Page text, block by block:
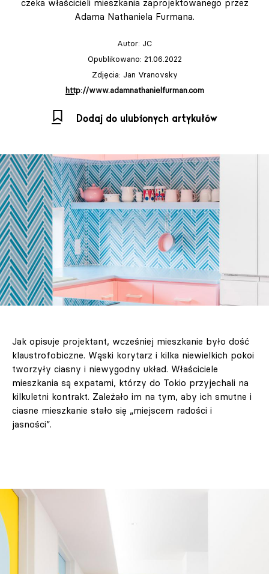
czeka właścicieli mieszkania zaprojektowanego przez
Adama Nathaniela Furmana.
Autor: JC
Opublikowano: 21.06.2022
Zdjęcia: Jan Vranovsky
http://www.adamnathanielfurman.com
Dodaj do ulubionych artykułów
Jak opisuje projektant, wcześniej mieszkanie było dość
klaustrofobiczne. Wąski korytarz i kilka niewielkich pokoi
tworzyły ciasny i niewygodny układ. Właściciele
mieszkania są expatami, którzy do Tokio przyjechali na
kilkuletni kontrakt. Zależało im na tym, aby ich smutne i
ciasne mieszkanie stało się „miejscem radości i
jasności”.